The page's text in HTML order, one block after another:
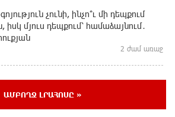
չունի, ինչո՞ւ մի դեպքում
իսկ մյուս դեպքում՝ համաձայնում․
2 ժամ առաջ
օր է, այսօր Էջմիածնում դատում են
Կաթողիկոսին
ԱՄԲՈՂՋ ԼՐԱՀՈՍԸ »